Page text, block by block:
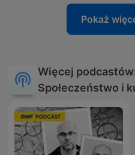
Pokaż
Więcej
Społeczeństwo i